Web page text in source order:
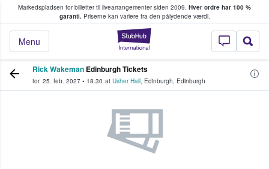
Markedspladsen for billetter til livearrangementer siden 2009. Hver ordre har 100 %
garanti.Priserne kan variere fra den pålydende værdi.
StubHub - Hvor
Menu
køber og sælger billetter
Rick Wakeman Edinburgh Tickets
tor. 25. feb. 2027 • 18.30 at Usher Hall, Edinburgh, Edinburgh